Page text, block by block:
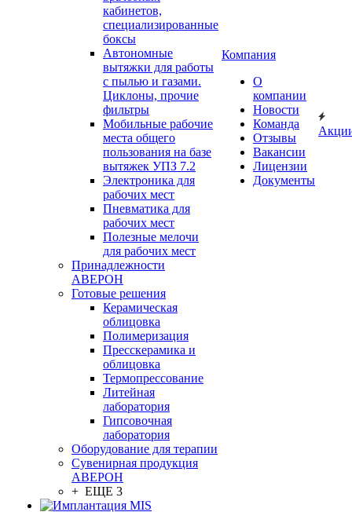
кабинетов,
специализированные
боксы
Автономные
вытяжки для работы
с пылью и газами.
Циклоны, прочие
фильтры
Мобильные рабочие
места общего
пользования на базе
вытяжек УПЗ 7.2
Электроника для
рабочих мест
Пневматика для
рабочих мест
Полезные мелочи
для рабочих мест
Принадлежности
АВЕРОН
Готовые решения
Керамическая
облицовка
Полимеризация
Пресскерамика и
облицовка
Термопрессование
Литейная
лаборатория
Гипсовочная
лаборатория
Оборудование для терапии
Сувенирная продукция
АВЕРОН
+ ЕЩЕ 3
Компания
О
компании
Новости
Команда
Отзывы
Вакансии
Лицензии
Документы